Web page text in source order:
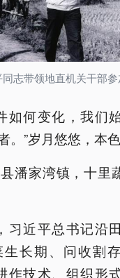
志带领地直机关干部参
如何变化，我们
。”岁月悠悠，本色
潘家湾镇，十里
习近平总书记沿
长期、问收割
作技术、组织形